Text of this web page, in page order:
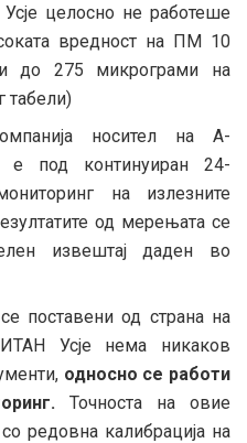
целосно не работеше
вредност на ПМ 10
и до 275 микрограми на
табели)
носител на А-
е под континуиран 24-
на излезните
од мерењата се
извештај даден во
поставени од страна на
Усје нема никаков
односно се работи
Точноста на овие
редовна калибрација на